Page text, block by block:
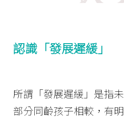
認識「發展遲緩」
所謂「發展遲緩」是指
部分同齡孩子相較，有